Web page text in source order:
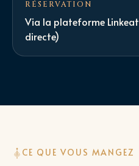
RÉSERVATION
Via la plateforme
directe)
CE QUE VOUS MANGEZ